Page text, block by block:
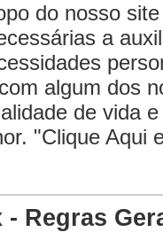
do nosso
a
algum dos
de vida
"Clique Aqui
- Regras